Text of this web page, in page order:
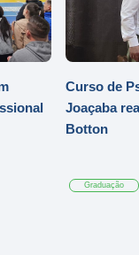
Curso de
Joaçaba
Botton
Graduação